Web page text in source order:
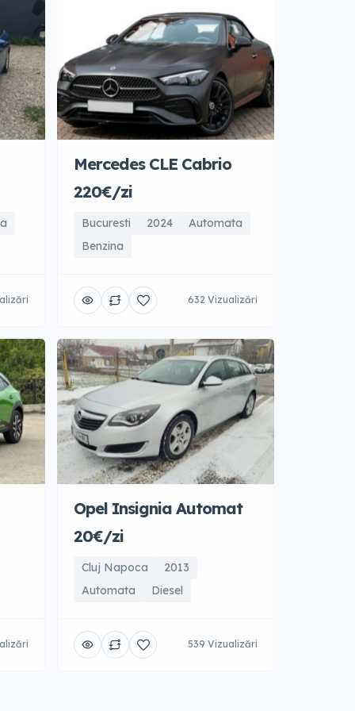
Mercedes CLE Cabrio
220€/zi
Bucuresti 2024
Automata
Benzina
632 Vizualizări
Opel Insignia Automat
20€/zi
Cluj Napoca
2013
Automata
Diesel
539 Vizualizări